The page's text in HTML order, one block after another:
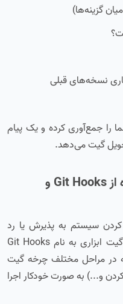
گزینه‌ها)
نسخه‌های قبلی
را جمع‌آوری کرده و یک پیام
گیت می‌دهد.
۲. فیلتر کردن پیام‌ها با استفاده از Git Hooks و
سیستم به پذیرش یا رد
کامیت‌ها بر اساس استانداردهاست. گیت ابزاری به نام Git Hooks
در مراحل مختلف چرخه گیت
و...) به صورت خودکار اجرا